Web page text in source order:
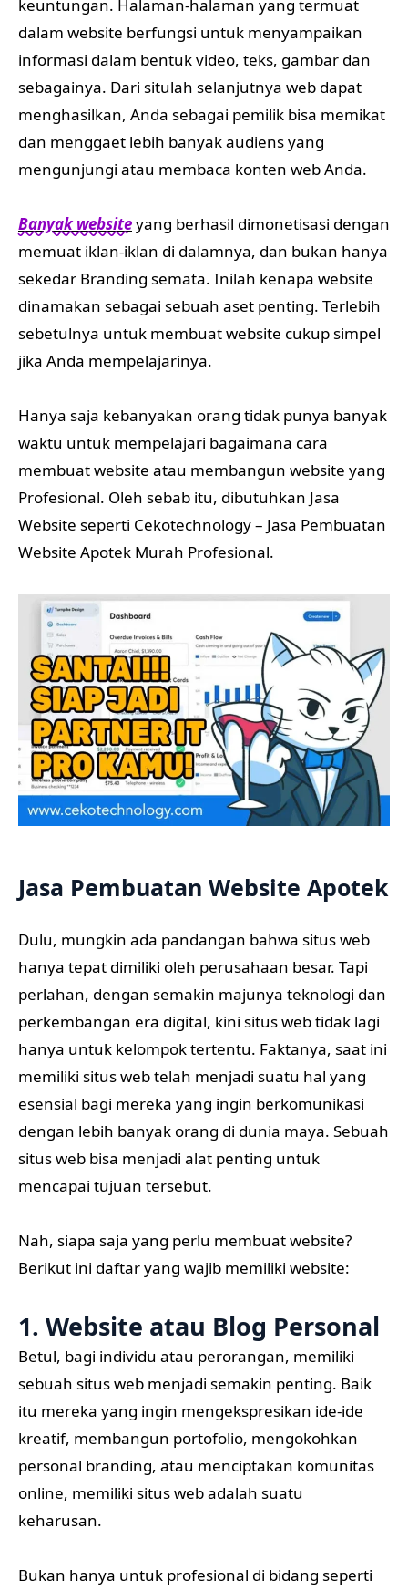
keuntungan. Halaman-halaman yang termuat
dalam website berfungsi untuk menyampaikan
informasi dalam bentuk video, teks, gambar dan
sebagainya. Dari situlah selanjutnya web dapat
menghasilkan, Anda sebagai pemilik bisa memikat
dan menggaet lebih banyak audiens yang
mengunjungi atau membaca konten web Anda.
Banyak websiteyang berhasil dimonetisasi dengan
memuat iklan-iklan di dalamnya, dan bukan hanya
sekedar Branding semata. Inilah kenapa website
dinamakan sebagai sebuah aset penting. Terlebih
sebetulnya untuk membuat website cukup simpel
jika Anda mempelajarinya.
Hanya saja kebanyakan orang tidak punya banyak
waktu untuk mempelajari bagaimana cara
membuat website atau membangun website yang
Profesional. Oleh sebab itu, dibutuhkan Jasa
Website seperti Cekotechnology – Jasa Pembuatan
Website Apotek Murah Profesional.
Jasa Pembuatan Website Apotek
Dulu, mungkin ada pandangan bahwa situs web
hanya tepat dimiliki oleh perusahaan besar. Tapi
perlahan, dengan semakin majunya teknologi dan
perkembangan era digital, kini situs web tidak lagi
hanya untuk kelompok tertentu. Faktanya, saat ini
memiliki situs web telah menjadi suatu hal yang
esensial bagi mereka yang ingin berkomunikasi
dengan lebih banyak orang di dunia maya. Sebuah
situs web bisa menjadi alat penting untuk
mencapai tujuan tersebut.
Nah, siapa saja yang perlu membuat website?
Berikut ini daftar yang wajib memiliki website:
1. Website atau Blog Personal
Betul, bagi individu atau perorangan, memiliki
sebuah situs web menjadi semakin penting. Baik
itu mereka yang ingin mengekspresikan ide-ide
kreatif, membangun portofolio, mengokohkan
personal branding, atau menciptakan komunitas
online, memiliki situs web adalah suatu
keharusan.
Bukan hanya untuk profesional di bidang seperti